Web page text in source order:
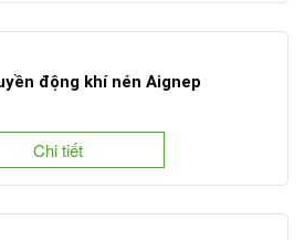
động khí nén Aignep
Chi tiết